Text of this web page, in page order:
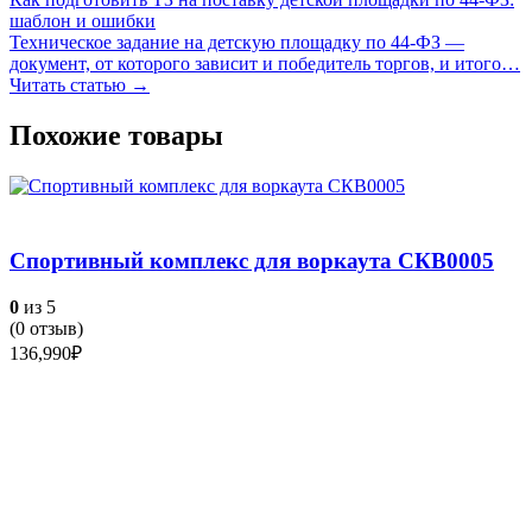
шаблон и ошибки
Техническое задание на детскую площадку по 44-ФЗ —
документ, от которого зависит и победитель торгов, и итого…
Читать статью →
Похожие товары
Спортивный комплекс для воркаута СКВ0005
0 из 5
(0 отзыв)
136,990₽